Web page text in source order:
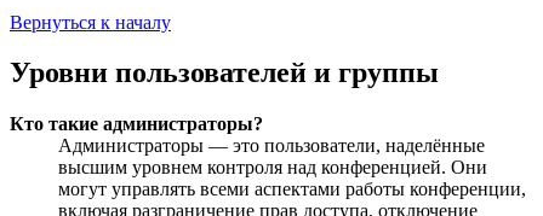
Вернуться к началу
Уровни пользователей и группы
Кто такие администраторы?
Администраторы — это пользователи, наделённые
высшим уровнем контроля над конференцией. Они
могут управлять всеми аспектами работы конференции,
включая разграничение прав доступа, отключение